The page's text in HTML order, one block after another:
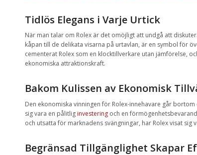
Tidlös Elegans i Varje Urtick
När man talar om Rolex är det omöjligt att undgå att
kåpan till de delikata visarna på urtavlan, är en symbol för
cementerat Rolex som en klocktillverkare utan jämförelse,
ekonomiska attraktionskraft.
Bakom Kulissen av Ekonomisk
Den ekonomiska vinningen för Rolex-innehavare går
sig vara en pålitlig investering och en
och utsatta för marknadens svängningar, har Rolex visat
Begränsad Tillgänglighet Skapar